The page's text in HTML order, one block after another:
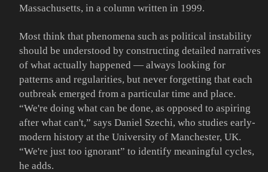
Massachusetts, in a column written in 1999.
Most think that phenomena such as political instability
should be understood by constructing detailed narratives
of what actually happened — always looking for
patterns and regularities, but never forgetting that each
outbreak emerged from a particular time and place.
“We're doing what can be done, as opposed to aspiring
after what can't,” says Daniel Szechi, who studies early-
modern history at the University of Manchester, UK.
“We're just too ignorant” to identify meaningful cycles,
he adds.